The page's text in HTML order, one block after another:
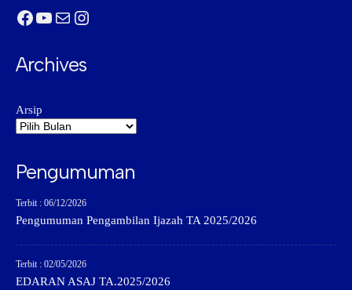
Facebook
YouTube
MailInstagram
Archives
Arsip
Pengumuman
Terbit : 06/12/2026
Pengumuman Pengambilan Ijazah TA 2025/2026
Terbit : 02/05/2026
EDARAN ASAJ TA.2025/2026